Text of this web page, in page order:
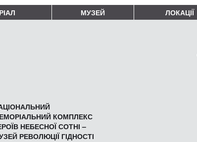
МУЗЕЙ ЛОКАЦІЇ
КОМПЛЕКС
НЕБЕСНОЇ СОТНІ –
РЕВОЛЮЦІЇ ГІДНОСТІ